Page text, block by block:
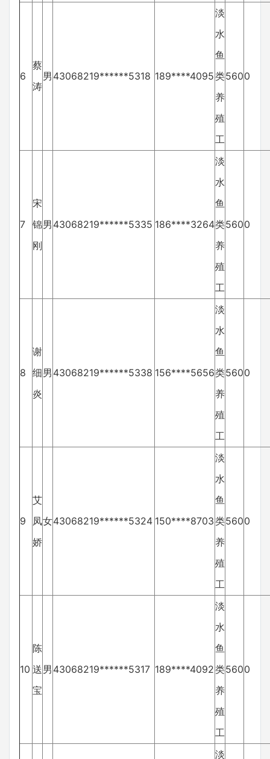
6
蔡
涛
男 43068219******5318 189****4095
淡
水
鱼
类
养
殖
工
5600
7
宋
锦
刚
男 43068219******5335 186****3264
淡
水
鱼
类
养
殖
工
5600
8
谢
细
炎
男 43068219******5338 156****5656
淡
水
鱼
类
养
殖
工
5600
9
艾
凤
娇
女43068219******5324 150****8703
淡
水
鱼
类
养
殖
工
5600
10
陈
送
宝
男 43068219******5317 189****4092
淡
水
鱼
类
养
殖
工
5600
淡